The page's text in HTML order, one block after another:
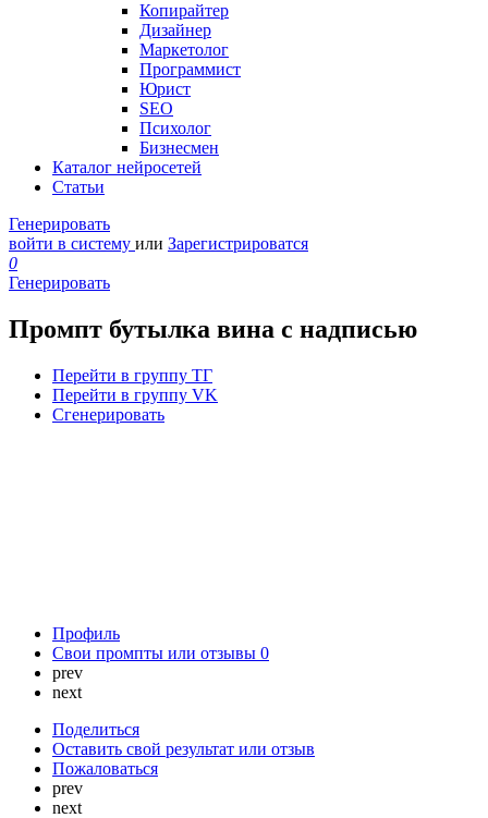
Копирайтер
Дизайнер
Маркетолог
Программист
Юрист
SEO
Психолог
Бизнесмен
Каталог нейросетей
Статьи
Генерировать
войти в систему или Зарегистрироватся
0
Генерировать
Промпт бутылка вина с надписью
Перейти в группу ТГ
Перейти в группу VK
Сгенерировать
Профиль
Свои промпты или отзывы 0
prev
next
Поделиться
Оставить свой результат или отзыв
Пожаловаться
prev
next